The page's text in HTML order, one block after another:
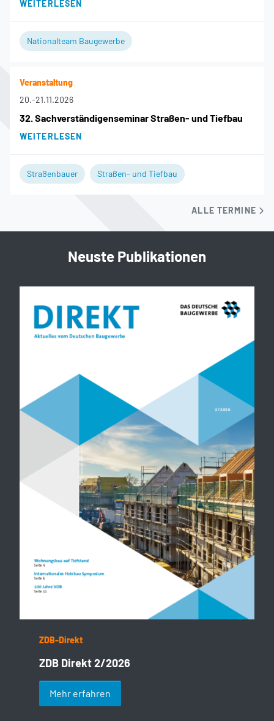
WEITERLESEN
Nationalteam Baugewerbe
Veranstaltung
20.-21.11.2026
32. Sachverständigenseminar Straßen- und Tiefbau
WEITERLESEN
Straßenbauer Straßen- und Tiefbau
ALLE TERMINE
Neuste Publikationen
ZDB-Direkt
ZDB Direkt 2/2026
Mehr erfahren